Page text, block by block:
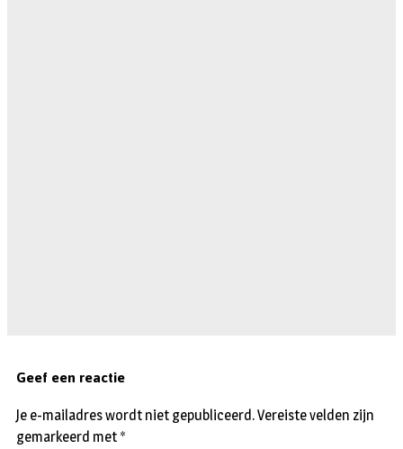
Geef een reactie
Je e-mailadres wordt niet gepubliceerd.Vereiste velden zijn
gemarkeerd met *